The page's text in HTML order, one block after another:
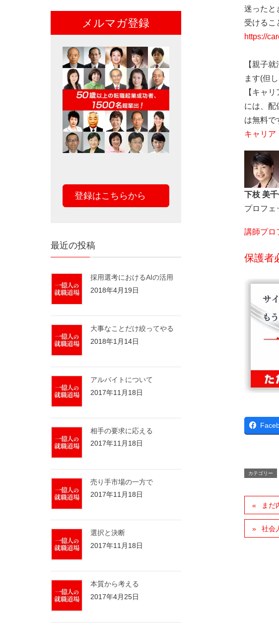
迷ったと
受けるこ
https://
【親子
ます(但
【キャ
には、配
は無料で
キャリ
下枝 美千
プロフェ
講師プロ
保護者
カテゴリー
まだ
社会
メルマガ登録
登録はこちらから
最近の投稿
採用選考におけるAIの活用
2018年4月19日
大事なことだけ絞ってやる
2018年1月14日
アルバイトについて
2017年11月18日
相手の要求に応える
2017年11月18日
売り手市場の一方で
2017年11月18日
選択と決断
2017年11月18日
本質から考える
2017年4月25日